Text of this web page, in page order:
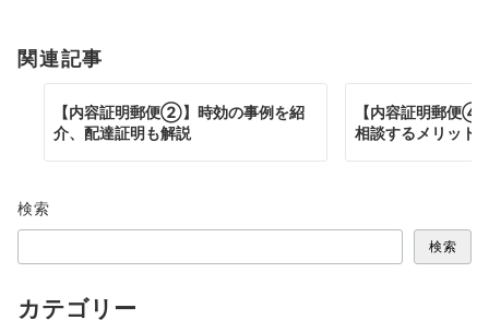
ー
関連記事
【内容証明郵便②】時効の事例を紹
介、配達証明も解説
【内容証明郵便④
相談するメリット
検索
検索
カテゴリー